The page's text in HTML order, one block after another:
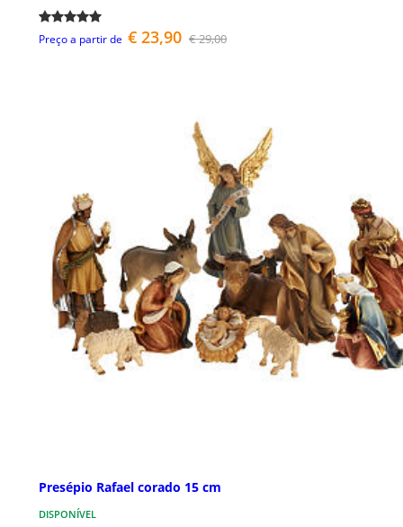
Preço a partir de € 23,90 € 29,00
Presépio Rafael corado 15 cm
DISPONÍVEL